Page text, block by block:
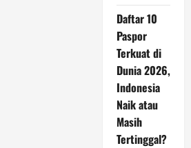
Daftar 10
Paspor
Terkuat di
Dunia 2026,
Indonesia
Naik atau
Masih
Tertinggal?